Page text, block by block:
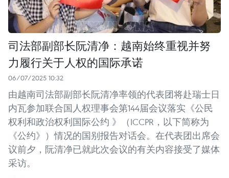
司法部副部长阮清净：越南始终重视并努
力履行关于人权的国际承诺
06/07/2025 10:32
由越南司法部副部长阮清净率领的代表团将赴瑞士日
内瓦参加联合国人权理事会第144届会议落实《公民
权利和政治权利国际公约 》（ICCPR，以下简称为
《公约》）情况的国别报告对话会。在代表团出席会
议前夕，阮清净已就此次会议的有关内容接受了媒体
采访。